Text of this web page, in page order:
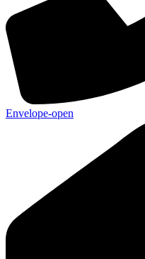
Envelope-open